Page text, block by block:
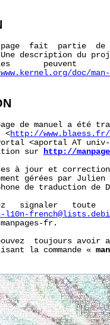
fait  partie
description du
peuvent
doc/man-
de manuel a été
<
http://
<aportal AT
sur
http://
à jour et
gérées par Julien
de traduction de
signaler   toute
l10n-
fr.
toujours avoir
la commande «